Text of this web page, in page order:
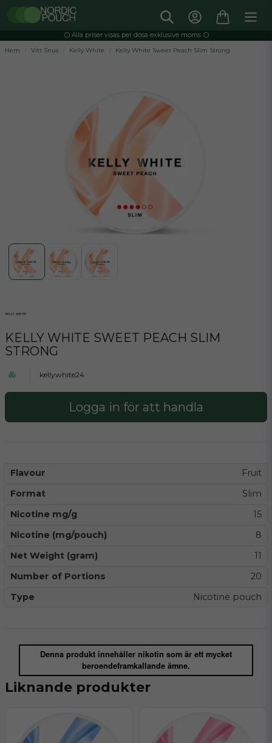
⚪️ Alla priser visas per dosa exklusive moms ⚪️
Hem
Vitt Snus Kelly White Kelly White Sweet Peach Slim Strong
KELLY WHITE SWEET PEACH SLIM
STRONG
kellywhite24
Logga in för att handla
Flavour
Fruit
Format
Slim
Nicotine mg/g
15
Nicotine (mg/pouch)
8
Net Weight (gram)
11
Number of Portions
20
Type
Nicotine pouch
Denna produkt innehåller nikotin som är ett mycket
beroendeframkallande ämne.
Liknande produkter